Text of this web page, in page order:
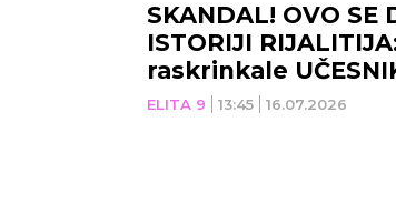
ELITA 9 13:45 16.07.2026
SKANDAL! OVO SE
ISTORIJI
raskrinkale